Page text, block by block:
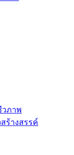
วภาพ
ร้างสรรค์